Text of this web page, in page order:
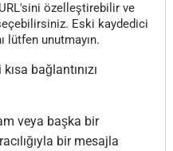
URL'sini özelleştirebilir ve
Eski kaydedici
lütfen unutmayın.
bağlantınızı
veya başka bir
bir mesajla